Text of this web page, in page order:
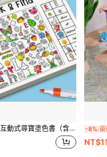
互動式尋寶塗色書（含隱藏圖案）適合兒童，增進專注力、觀察力與精細動作技能，附寫作練習頁，適用於課堂學習、開學季、聖誕節與復活節禮物 -8% 最